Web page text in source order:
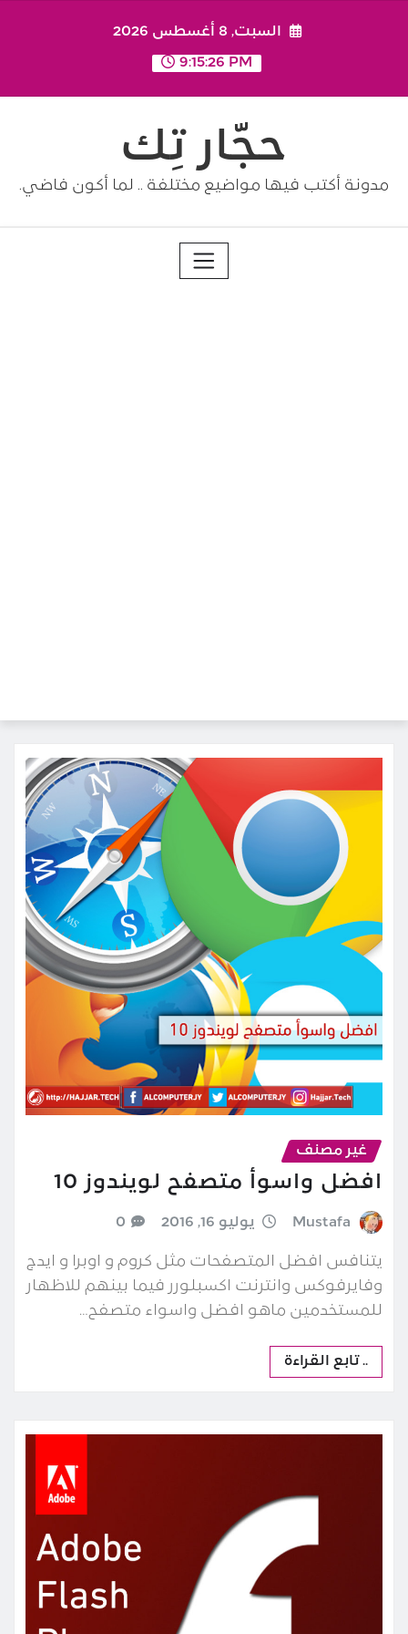
السبت, 8 أغسطس 2026
9:15:27 PM
حجّار تِك
مدونة أكتب فيها مواضيع مختلفة .. لما أكون فاضي.
غير مصنف
افضل واسوأ متصفح لويندوز 10
Mustafa يوليو 16, 2016 0
يتنافس افضل المتصفحات مثل كروم و اوبرا و ايدج
وفايرفوكس وانترنت اكسبلورر فيما بينهم للاظهار
للمستخدمين ماهو افضل واسواء متصفح…
.. تابع القراءة